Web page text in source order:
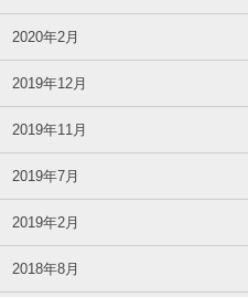
2020年2月
2019年12月
2019年11月
2019年7月
2019年2月
2018年8月